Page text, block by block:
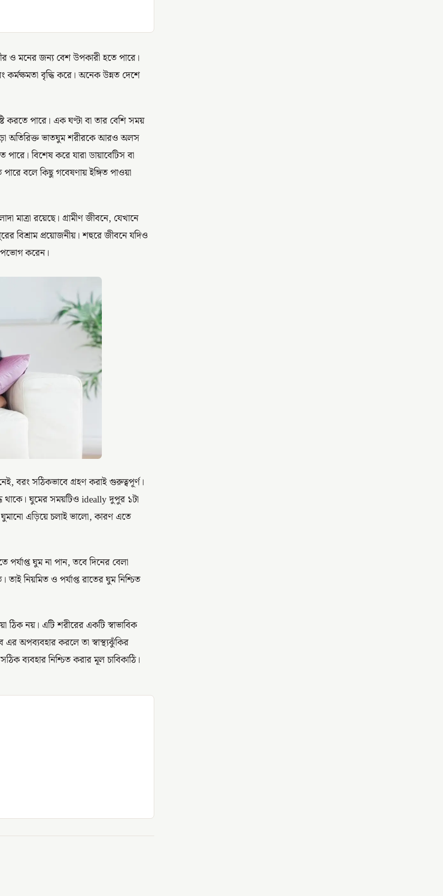
ও মনের জন্য বেশ উপকারী হতে পারে।
বৃদ্ধি করে। অনেক উন্নত দেশে
করতে পারে। এক ঘণ্টা বা তার বেশি সময়
অতিরিক্ত ভাতঘুম শরীরকে আরও অলস
বিশেষ করে যারা ডায়াবেটিস বা
পারে বলে কিছু গবেষণায় ইঙ্গিত পাওয়া
মাত্রা রয়েছে। গ্রামীণ জীবনে, যেখানে
বিশ্রাম প্রয়োজনীয়। শহুরে জীবনে যদিও
করেন।
বরং সঠিকভাবে গ্রহণ করাই গুরুত্বপূর্ণ।
থাকে। ঘুমের সময়টিও ideally দুপুর ১টা
ঘুমানো এড়িয়ে চলাই ভালো, কারণ এতে
ঘুম না পান, তবে দিনের বেলা
নিয়মিত ও পর্যাপ্ত রাতের ঘুম নিশ্চিত
নয়। এটি শরীরের একটি স্বাভাবিক
এর অপব্যবহার করলে তা স্বাস্থ্যঝুঁকির
ব্যবহার নিশ্চিত করার মূল চাবিকাঠি।